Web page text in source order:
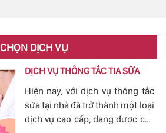
CHỌN DỊCH VỤ
DỊCH VỤ THÔNG TẮC TIA SỮA
Hiện nay, với dịch vụ thông tắc
sữa tại nhà đã trở thành một loại
dịch vụ cao cấp, đang được các